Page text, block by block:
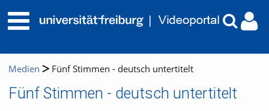
Medien Fünf Stimmen - deutsch untertitelt
Fünf Stimmen - deutsch untertitelt